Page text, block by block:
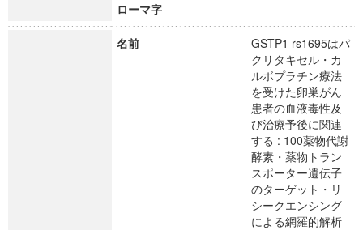
ローマ字
名前
GSTP1 rs1695はパ
クリタキセル・カ
ルボプラチン療法
を受けた卵巣がん
患者の血液毒性及
び治療予後に関連
する : 100薬物代謝
酵素・薬物トラン
スポーター遺伝子
のターゲット・リ
シークエンシング
による網羅的解析